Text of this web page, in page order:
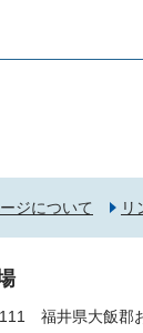
ジについて リ
福井県大飯郡